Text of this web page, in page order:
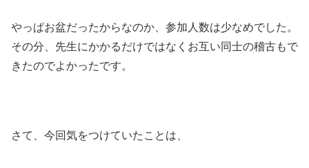
やっぱお盆だったからなのか、参加人数は少なめでした。
その分、先生にかかるだけではなくお互い同士の稽古もで
きたのでよかったです。
さて、今回気をつけていたことは、